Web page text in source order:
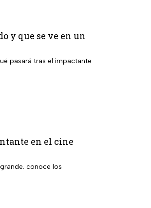
y que se ve en un
pasará tras el impactante
en el cine
conoce los